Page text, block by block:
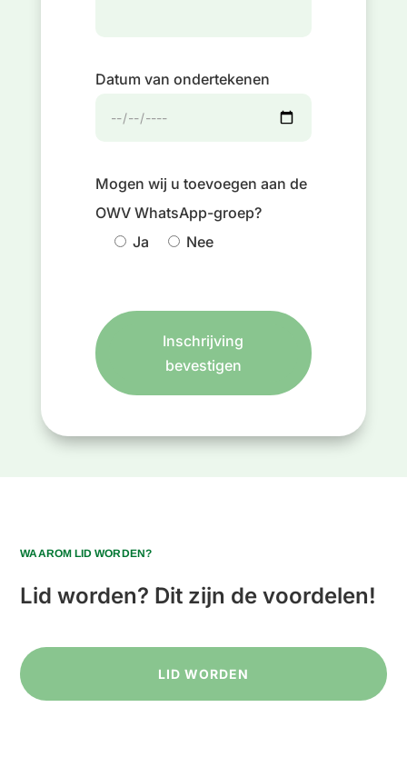
Datum van ondertekenen
Mogen wij u toevoegen aan de
OWV WhatsApp-groep?
Ja
Nee
Inschrijving
bevestigen
WAAROM LID WORDEN?
Lid worden? Dit zijn de voordelen!
LID WORDEN